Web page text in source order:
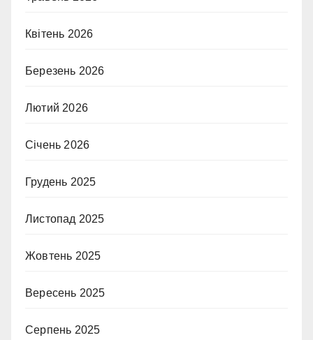
Квітень 2026
Березень 2026
Лютий 2026
Січень 2026
Грудень 2025
Листопад 2025
Жовтень 2025
Вересень 2025
Серпень 2025